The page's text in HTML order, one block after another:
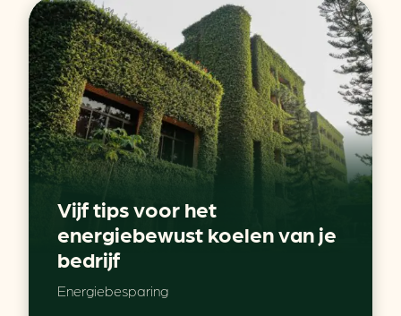
Vijf tips voor het
energiebewust koelen van je
bedrijf
Energiebesparing